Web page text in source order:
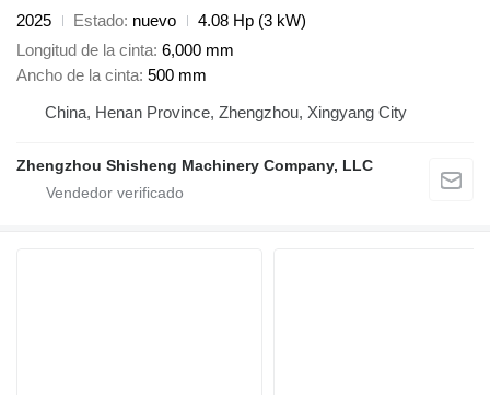
2025
Estado nuevo
4.08 Hp (3 kW)
Longitud de la cinta 6,000 mm
Ancho de la cinta 500 mm
China, Henan Province, Zhengzhou, Xingyang City
Zhengzhou Shisheng Machinery Company, LLC